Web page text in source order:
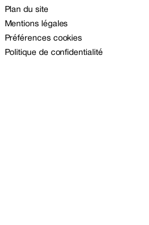
Plan du site
Mentions légales
Préférences cookies
Politique de confidentialité